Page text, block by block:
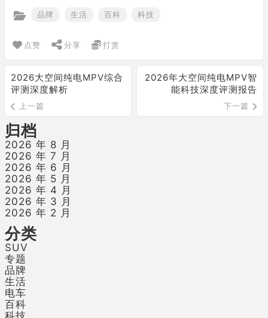
品牌 生活 百科 科技
点赞 分享 打赏
2026大空间纯电MPV综合
评测深度解析
上一篇
2026年大空间纯电MPV智
能科技深度评测报告
下一篇
归档
2026 年 8 月
2026 年 7 月
2026 年 6 月
2026 年 5 月
2026 年 4 月
2026 年 3 月
2026 年 2 月
分类
SUV
专题
品牌
生活
电车
百科
科技